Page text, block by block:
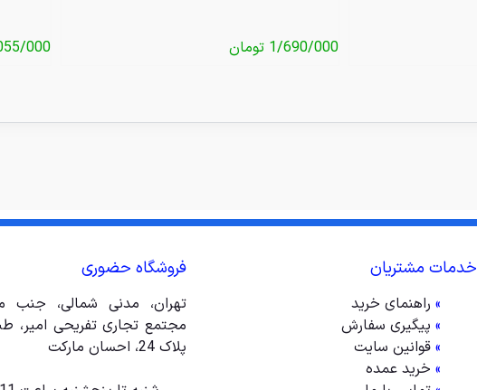
1/690/000 تومان 000
خدمات مشتریان
» راهنمای خرید
» پیگیری سفارش
» قوانین سایت
» خرید عمده
فروشگاه حضوری
تهران، مدنی شمالی، جنب
پلاک 24، احسان مارکت